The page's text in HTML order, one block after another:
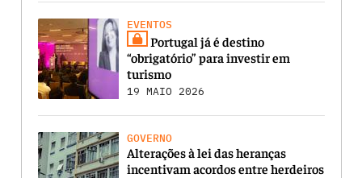
EVENTOS
Portugal já é destino
“obrigatório” para investir em
turismo
19 MAIO 2026
GOVERNO
Alterações à lei das heranças
incentivam acordos entre herdeiros